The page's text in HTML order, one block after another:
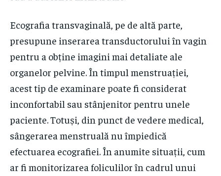
Ecografia transvaginală, pe de altă parte,
presupune inserarea transductorului în vagin
pentru a obține imagini mai detaliate ale
organelor pelvine. În timpul menstruației,
acest tip de examinare poate fi considerat
inconfortabil sau stânjenitor pentru unele
paciente. Totuși, din punct de vedere medical,
sângerarea menstruală nu împiedică
efectuarea ecografiei. În anumite situații, cum
ar fi monitorizarea foliculilor în cadrul unui